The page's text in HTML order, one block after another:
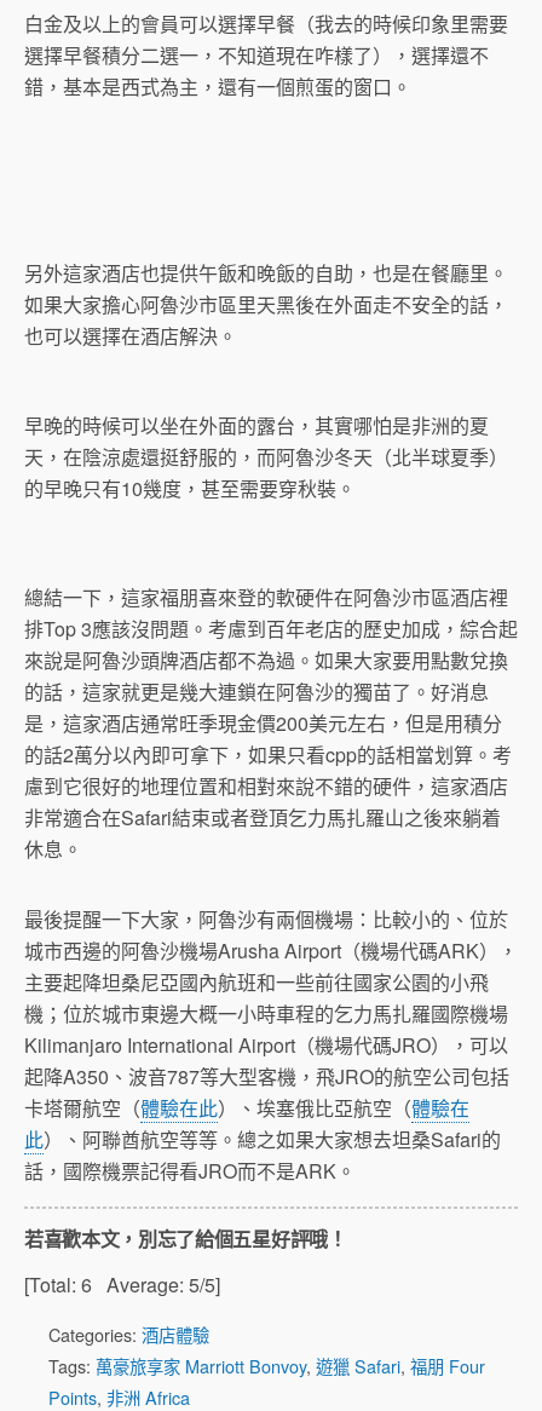
白金及以上的會員可以選擇早餐（我去的時候印象里需要
選擇早餐積分二選一，不知道現在咋樣了），選擇還不
錯，基本是西式為主，還有一個煎蛋的窗口。
另外這家酒店也提供午飯和晚飯的自助，也是在餐廳里。
如果大家擔心阿魯沙市區里天黑後在外面走不安全的話，
也可以選擇在酒店解決。
早晚的時候可以坐在外面的露台，其實哪怕是非洲的夏
天，在陰涼處還挺舒服的，而阿魯沙冬天（北半球夏季）
的早晚只有10幾度，甚至需要穿秋裝。
總結一下，這家福朋喜來登的軟硬件在阿魯沙市區酒店裡
排Top 3應該沒問題。考慮到百年老店的歷史加成，綜合起
來說是阿魯沙頭牌酒店都不為過。如果大家要用點數兌換
的話，這家就更是幾大連鎖在阿魯沙的獨苗了。好消息
是，這家酒店通常旺季現金價200美元左右，但是用積分
的話2萬分以內即可拿下，如果只看cpp的話相當划算。考
慮到它很好的地理位置和相對來說不錯的硬件，這家酒店
非常適合在Safari結束或者登頂乞力馬扎羅山之後來躺着
休息。
最後提醒一下大家，阿魯沙有兩個機場：比較小的、位於
城市西邊的阿魯沙機場Arusha Airport（機場代碼ARK），
主要起降坦桑尼亞國內航班和一些前往國家公園的小飛
機；位於城市東邊大概一小時車程的乞力馬扎羅國際機場
Kilimanjaro International Airport（機場代碼JRO），可以
起降A350、波音787等大型客機，飛JRO的航空公司包括
卡塔爾航空（體驗在此）、埃塞俄比亞航空（體驗在
此）、阿聯酋航空等等。總之如果大家想去坦桑Safari的
話，國際機票記得看JRO而不是ARK。
若喜歡本文，別忘了給個五星好評哦！
[Total: 6 Average: 5/5]
Categories: 酒店體驗
Tags: 萬豪旅享家 Marriott Bonvoy, 遊獵 Safari, 福朋 Four
Points, 非洲 Africa